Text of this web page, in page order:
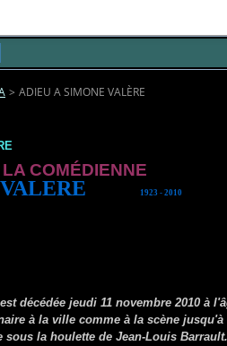
> ADIEU A SIMONE VALÈRE
COMÉDIENNE
1923 - 2010
décédée jeudi 11 novembre 2010 à
à la ville comme à la scène
sous la houlette de Jean-Louis